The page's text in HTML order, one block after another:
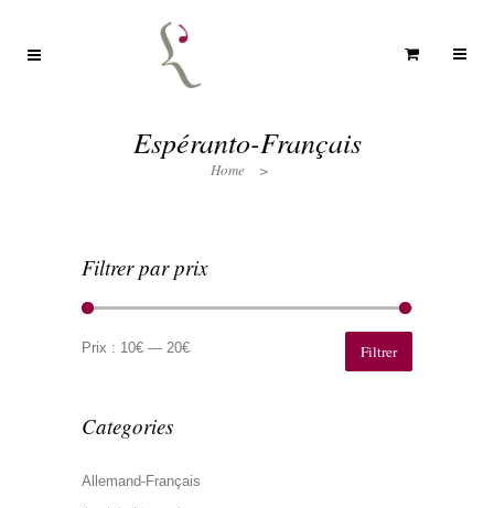
Espéranto-Français
Home >
Filtrer par prix
min
max
Filtrer
Prix : 10€ — 20€
Categories
Allemand-Français